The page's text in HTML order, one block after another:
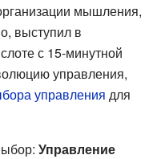
мышления,
выступил в
с 15-минутной
управления,
управления для
Управление